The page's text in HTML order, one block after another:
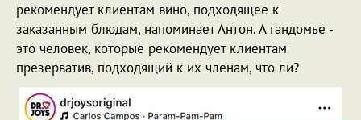
рекомендует клиентам вино, подходящее к
заказанным блюдам, напоминает Антон. А гандомье -
это человек, которые рекомендует клиентам
презерватив, подходящий к их членам, что ли?